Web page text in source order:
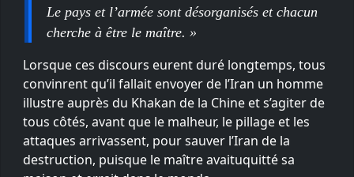
Le pays et l’armée sont désorganisés et chacun
cherche à être le maître. »
Lorsque ces discours eurent duré longtemps, tous
convinrent qu’il fallait envoyer de l’Iran un homme
illustre auprès du Khakan de la Chine et s’agiter de
tous côtés, avant que le malheur, le pillage et les
attaques arrivassent, pour sauver l’Iran de la
destruction, puisque le maître avaituquitté sa